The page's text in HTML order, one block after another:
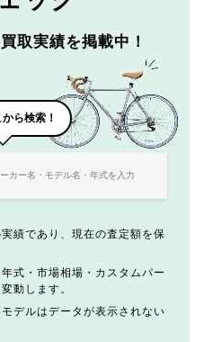
取実績を掲載中！
ら検索！
績であり、現在の査定額を保
式・市場相場・カスタムパー
動します。
デルはデータが表示されない